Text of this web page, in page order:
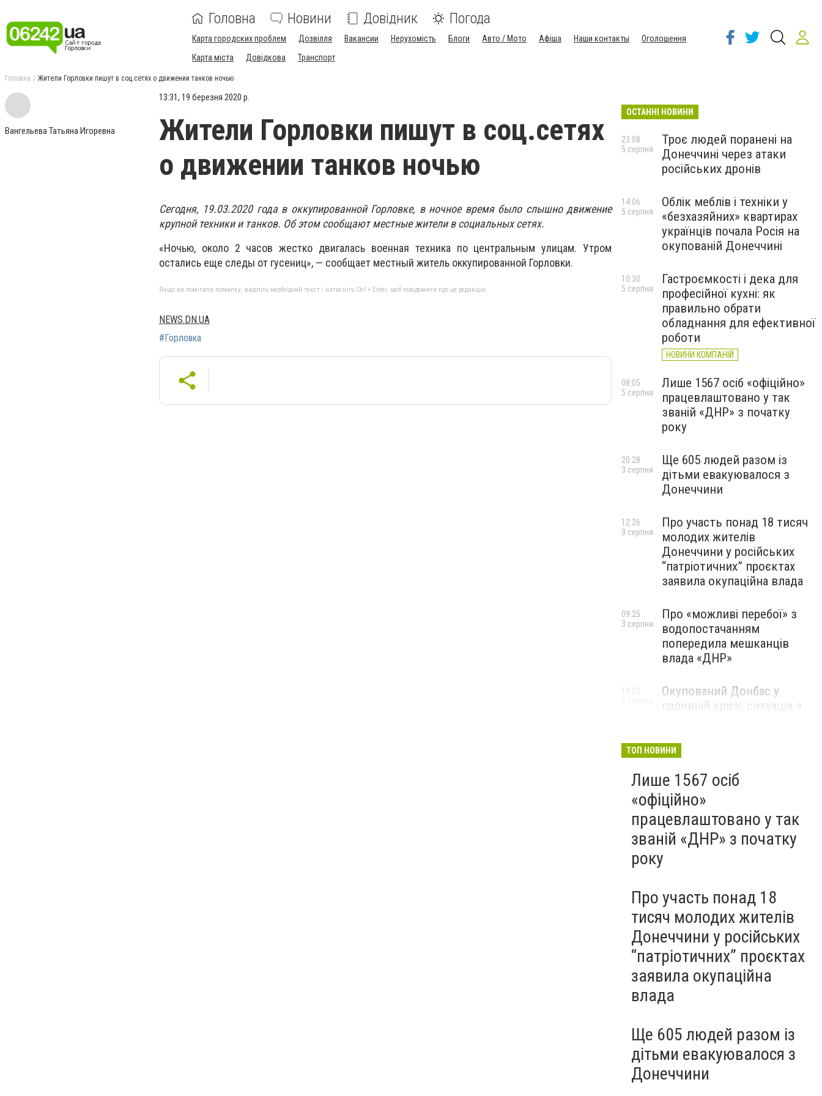
Головна Новини Довідник Погода
Карта городских проблем Дозвілля Вакансии Нерухомість Блоги Авто / Мото Афіша Наши контакты
Оголошення
Карта міста
Довідкова Транспорт
Головна Жители Горловки пишут в соц.сетях о движении танков ночью
Вангельева Татьяна Игоревна
13:31, 19 березня 2020 р.
Жители Горловки пишут в соц.сетях
о движении танков ночью
Сегодня, 19.03.2020 года в оккупированной Горловке, в ночное время было слышно движение
крупной техники и танков. Об этом сообщают местные жители в социальных сетях.
«Ночью, около 2 часов жестко двигалась военная техника по центральным улицам. Утром
остались еще следы от гусениц», — сообщает местный житель оккупированной Горловки.
Якщо ви помітили помилку, виділіть необхідний текст і натисніть Ctrl + Enter, щоб повідомити про це редакцію
NEWS.DN.UA
#Горловка
ОСТАННІ НОВИНИ
Троє людей поранені на
Донеччині через атаки
російських дронів
23:08
5 серпня
Облік меблів і техніки у
«безхазяйних» квартирах
українців почала Росія на
окупованій Донеччині
14:06
5 серпня
Гастроємкості і дека для
професійної кухні: як
правильно обрати
обладнання для ефективної
роботи
НОВИНИ КОМПАНІЙ
10:30
5 серпня
Лише 1567 осіб «офіційно»
працевлаштовано у так
званій «ДНР» з початку
року
08:05
5 серпня
Ще 605 людей разом із
дітьми евакуювалося з
Донеччини
20:28
3 серпня
Про участь понад 18 тисяч
молодих жителів
Донеччини у російських
“патріотичних” проєктах
заявила окупаційна влада
12:26
3 серпня
Про «можливі перебої» з
водопостачанням
попередила мешканців
влада «ДНР»
09:25
3 серпня
Окупований Донбас у
паливній кризі: ситуація з
ТОП НОВИНИ
Лише 1567 осіб
«офіційно»
працевлаштовано у так
званій «ДНР» з початку
року
Про участь понад 18
тисяч молодих жителів
Донеччини у російських
“патріотичних” проєктах
заявила окупаційна
влада
Ще 605 людей разом із
дітьми евакуювалося з
Донеччини